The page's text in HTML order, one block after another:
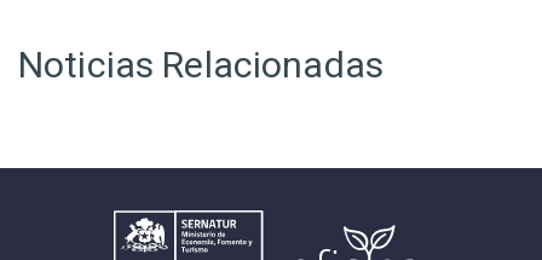
Noticias Relacionadas